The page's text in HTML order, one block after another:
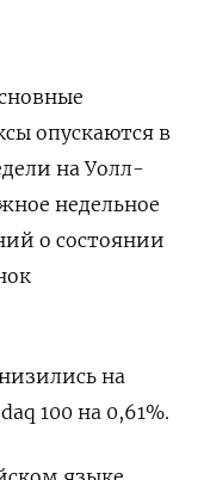
опускаются в
на Уолл-
недельное
о состоянии
на
100 на 0,61%.